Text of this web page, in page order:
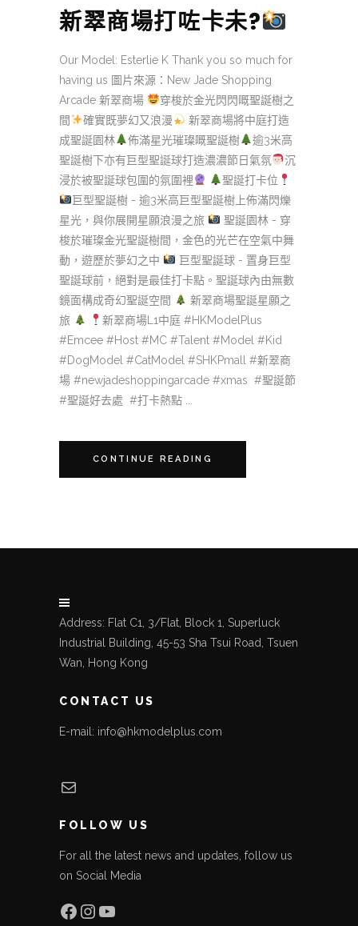
新翠商場打咗卡未?
Our Model: Esterlie K Thank you so much for
having us 圖片來源：New Jade Shopping
Arcade 新翠商場
穿梭於金光閃閃嘅聖誕樹之
間
確實既夢幻又浪漫
新翠商場將中庭打造
成聖誕園林
佈滿星光璀璨嘅聖誕樹
逾3米高
聖誕樹下亦有巨型聖誕球打造濃濃節日氣氛
沉
浸於被聖誕球包圍的氛圍裡
聖誕打卡位
巨型聖誕樹 - 逾3米高巨型聖誕樹上佈滿閃爍
星光，與你展開星願浪漫之旅
聖誕園林 - 穿
梭於璀璨金光聖誕樹間，金色的光芒在空氣中舞
動，遊歷於夢幻之中
巨型聖誕球 - 置身巨型
聖誕球前，絕對是最佳打卡點。聖誕球內由無數
鏡面構成奇幻聖誕空間
新翠商場聖誕星願之
旅
新翠商場L1中庭 #HKModelPlus
#Emcee #Host #MC #Talent #Model #Kid
#DogModel #CatModel #SHKPmall #新翠商
場 #newjadeshoppingarcade #xmas #聖誕節
#聖誕好去處 #打卡熱點 ...
CONTINUE READING
Address: Flat C1, 3/Flat, Block 1, Superluck
Industrial Building, 45-53 Sha Tsui Road, Tsuen
Wan, Hong Kong
CONTACT US
E-mail: info@hkmodelplus.com
Mail
FOLLOW US
For all the latest news and updates, follow us
on Social Media
Facebook
Instagram
YouTube